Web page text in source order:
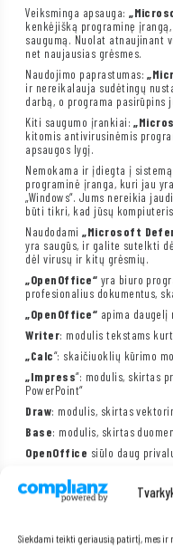
Siekdami teikti geriausią patirtį, mes
Veiksminga apsauga:
kenkėjišką programinę
saugumą. Nuolat atnaujinant
net naujausias grėsmes.
Naudojimo paprastumas:
ir nereikalauja sudėtingų
darbą, o programa pasirūpins
Kiti saugumo įrankiai:
kitomis antivirusinėmis
apsaugos lygį.
Nemokama ir įdiegta į
programinė įranga, kuri jau
„Windows“. Jums nereikia
būti tikri, kad jūsų
Naudodami„Microsoft
yra saugūs, ir galite sutelkti
dėl virusų ir kitų grėsmių.
„OpenOffice“ yra biuro
profesionalius dokumentus,
„OpenOffice“ apima daugelį
Writer: modulis tekstams
„Calc“: skaičiuoklių kūrimo
„Impress“: modulis, skirtas
PowerPoint“
Draw: modulis, skirtas
Base: modulis, skirtas
OpenOffice siūlo daug
paketais, įskaitant Microsoft
problemų atidarydami ir
OpenOffice sąsajayra